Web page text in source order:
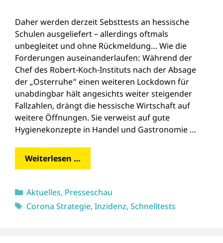
Daher werden derzeit Sebsttests an hessische
Schulen ausgeliefert – allerdings oftmals
unbegleitet und ohne Rückmeldung… Wie die
Forderungen auseinanderlaufen: Während der
Chef des Robert-Koch-Instituts nach der Absage
der „Osterruhe“ einen weiteren Lockdown für
unabdingbar hält angesichts weiter steigender
Fallzahlen, drängt die hessische Wirtschaft auf
weitere Öffnungen. Sie verweist auf gute
Hygienekonzepte in Handel und Gastronomie …
Weiterlesen …
Kategorien
Aktuelles, Presseschau
Schlagwörter
Corona Strategie, Inzidenz, Schnelltests